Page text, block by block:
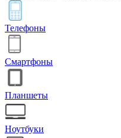
Телефоны
Смартфоны
Планшеты
Ноутбуки